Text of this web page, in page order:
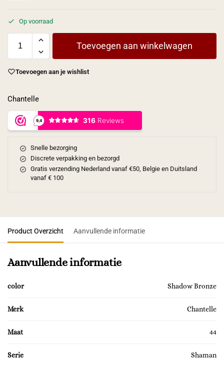
Op voorraad
Toevoegen aan winkelwagen
Toevoegen aan je wishlist
Chantelle
Snelle bezorging
Discrete verpakking en bezorgd
Gratis verzending Nederland vanaf €50, Belgie en Duitsland
vanaf € 100
Product Overzicht Aanvullende informatie
Aanvullende informatie
color Shadow Bronze
Merk Chantelle
Maat 44
Serie Shaman